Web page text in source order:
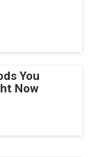
You
Now